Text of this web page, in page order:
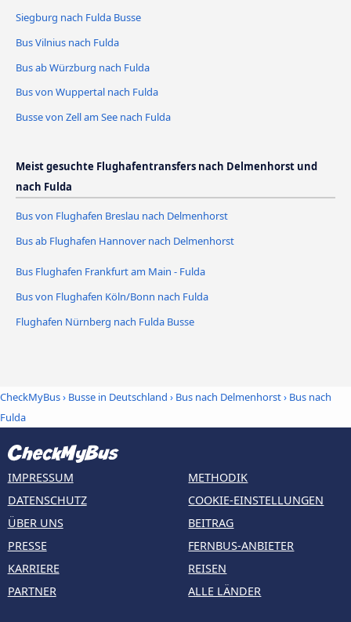
Siegburg nach Fulda Busse
Bus Vilnius nach Fulda
Bus ab Würzburg nach Fulda
Bus von Wuppertal nach Fulda
Busse von Zell am See nach Fulda
Meist gesuchte Flughafentransfers nach Delmenhorst und
nach Fulda
Bus von Flughafen Breslau nach Delmenhorst
Bus ab Flughafen Hannover nach Delmenhorst
Bus Flughafen Frankfurt am Main - Fulda
Bus von Flughafen Köln/Bonn nach Fulda
Flughafen Nürnberg nach Fulda Busse
CheckMyBus› Busse in Deutschland › Bus nach Delmenhorst› Bus nach
Fulda
IMPRESSUM
DATENSCHUTZ
ÜBER UNS
PRESSE
KARRIERE
PARTNER
METHODIK
COOKIE-EINSTELLUNGEN
BEITRAG
FERNBUS-ANBIETER
REISEN
ALLE LÄNDER